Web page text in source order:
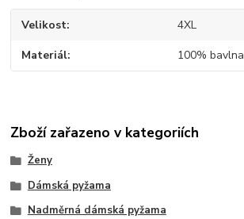
Velikost 4XL
Materiál 100% bavlna
Zboží zařazeno v kategoriích
Ženy
Dámská pyžama
Nadměrná dámská pyžama